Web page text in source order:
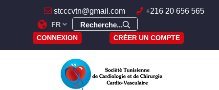
stcccvtn@gmail.com +216 20 656 565
FR Recherche...
CONNEXION CRÉER UN COMPTE